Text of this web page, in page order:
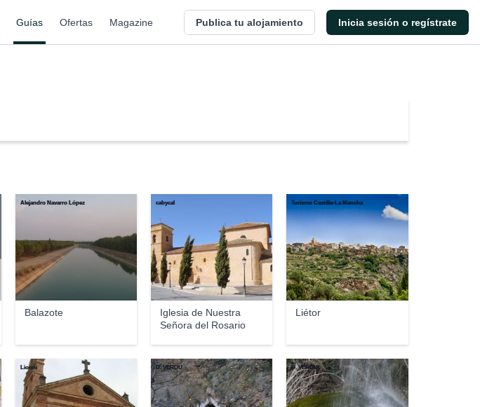
Guías Ofertas Magazine Publica tu alojamiento Inicia sesión o regístrate
Balazote
Alejandro Navarro López
Iglesia de Nuestra
Señora del Rosario
cabycal
Liétor
Turismo Castilla-La Mancha
Lionni D. VERDU D. VERDU